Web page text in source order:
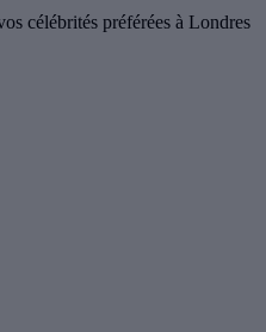
célébrités préférées à Londres